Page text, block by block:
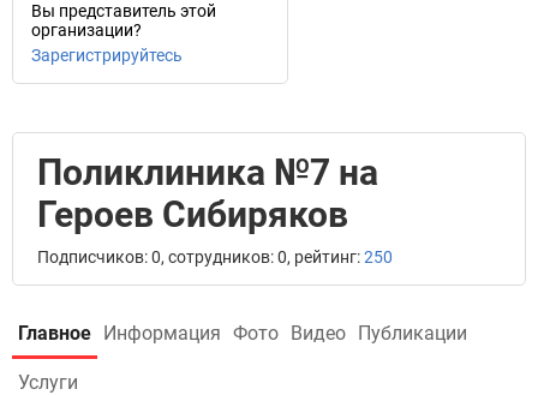
Вы представитель этой
организации?
Зарегистрируйтесь
Поликлиника №7 на
Героев Сибиряков
Подписчиков: 0, сотрудников: 0, рейтинг:250
Главное Информация Фото Видео Публикации
Услуги